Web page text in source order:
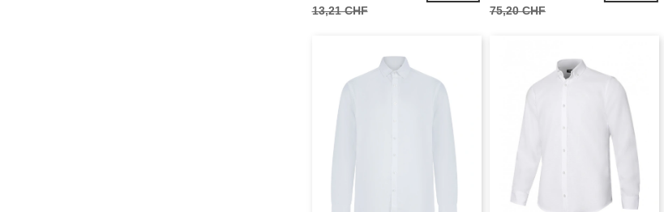
13,21 CHF 75,20 CHF